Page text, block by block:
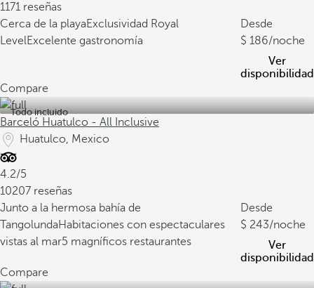
1171 reseñas
Cerca de la playaExclusividad Royal
LevelExcelente gastronomía
Desde
186/noche
Ver
disponibilidad
Compare
Todo incluido
Barceló Huatulco - All Inclusive
Huatulco, Mexico
4.2/5
10207 reseñas
Junto a la hermosa bahía de
TangolundaHabitaciones con espectaculares
vistas al mar5 magníficos restaurantes
Desde
243/noche
Ver
disponibilidad
Compare